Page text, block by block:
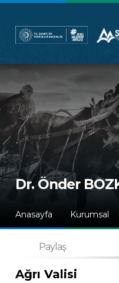
Dr. Önder
Anasayfa Kurumsal
Paylaş
Ağrı Valisi